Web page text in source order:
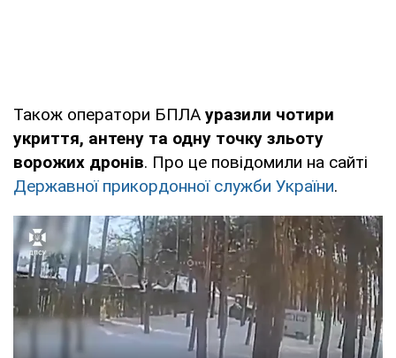
Також оператори БПЛА уразили чотири
укриття, антену та одну точку зльоту
ворожих дронів. Про це повідомили на сайті
Державної прикордонної служби України.